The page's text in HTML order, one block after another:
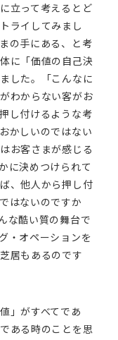
立って考えるとど
ライしてみまし
の手にある、と考
に「価値の自己決
した。「こんなに
わからない客がお
し付けるような考
かしいのではない
お客さまが感じる
に決めつけられて
、他人から押し付
はないのですか
な酷い質の舞台で
・オペーションを
居もあるのです
」がすべてであ
ある時のことを思